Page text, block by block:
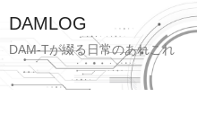
DAMLOG
DAM-Tが綴る日常のあれこれ